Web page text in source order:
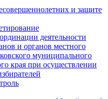
и защите
деятельности
и органов местного
муниципального
края при осуществлении